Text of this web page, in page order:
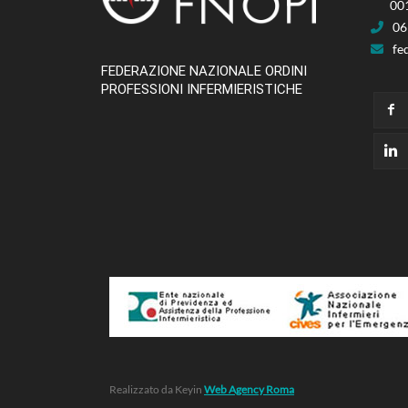
FEDERAZIONE NAZIONALE ORDINI
PROFESSIONI INFERMIERISTICHE
Realizzato da Keyin Web Agency Roma